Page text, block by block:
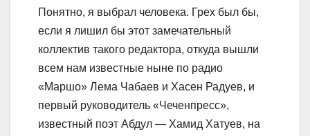
Понятно, я выбрал человека. Грех был бы,
если я лишил бы этот замечательный
коллектив такого редактора, откуда вышли
всем нам известные ныне по радио
«Маршо» Лема Чабаев и Хасен Радуев, и
первый руководитель «Чеченпресс»,
известный поэт Абдул — Хамид Хатуев, на